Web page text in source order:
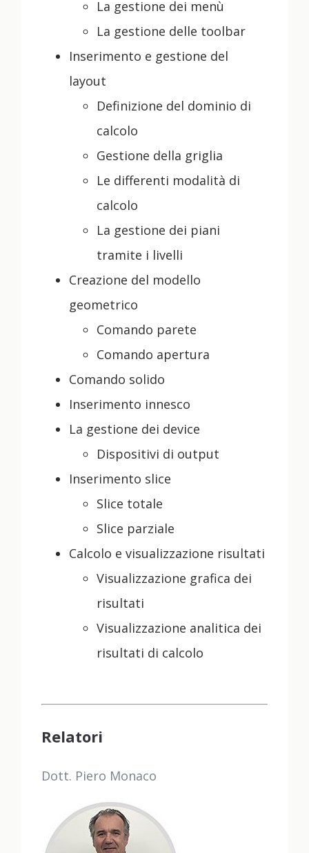
La gestione dei menù
La gestione delle toolbar
Inserimento e gestione del
layout
Definizione del dominio di
calcolo
Gestione della griglia
Le differenti modalità di
calcolo
La gestione dei piani
tramite i livelli
Creazione del modello
geometrico
Comando parete
Comando apertura
Comando solido
Inserimento innesco
La gestione dei device
Dispositivi di output
Inserimento slice
Slice totale
Slice parziale
Calcolo e visualizzazione risultati
Visualizzazione grafica dei
risultati
Visualizzazione analitica dei
risultati di calcolo
Relatori
Dott. Piero Monaco